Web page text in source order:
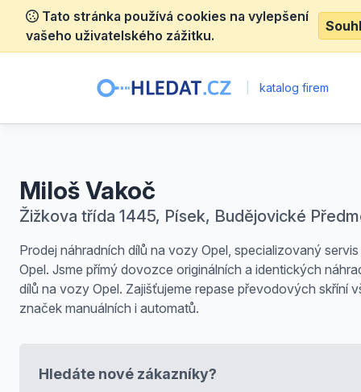
Tato stránka používá cookies na vylepšení
vašeho uživatelského zážitku.
katalog firem
Miloš Vakoč
Žižkova třída 1445, Písek, Budějovické
Prodej náhradních dílů na vozy Opel, specializovaný
Opel. Jsme přímý dovozce originálních a identických
dílů na vozy Opel. Zajišťujeme repase převodových skříní
značek manuálních i automatů.
Hledáte nové zákazníky?